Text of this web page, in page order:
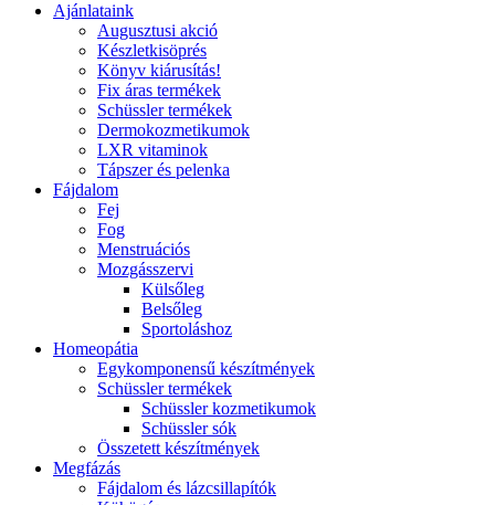
Ajánlataink
Augusztusi akció
Készletkisöprés
Könyv kiárusítás!
Fix áras termékek
Schüssler termékek
Dermokozmetikumok
LXR vitaminok
Tápszer és pelenka
Fájdalom
Fej
Fog
Menstruációs
Mozgásszervi
Külsőleg
Belsőleg
Sportoláshoz
Homeopátia
Egykomponensű készítmények
Schüssler termékek
Schüssler kozmetikumok
Schüssler sók
Összetett készítmények
Megfázás
Fájdalom és lázcsillapítók